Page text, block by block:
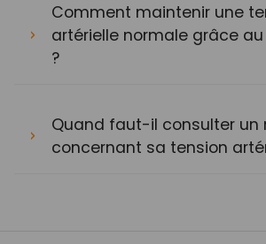
Comment maintenir une
artérielle normale grâce
?
Quand faut-il consulter un
concernant sa tension